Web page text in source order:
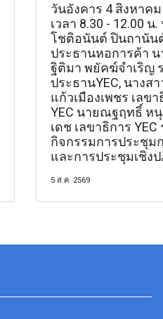
วันอังคาร 4 สิงหาคม
เวลา 8.30 - 12.00 น.
โชติอนันต์ ปินถานัน
ประธานหอการค้า น
ฐิติมา พยัคฆ์จำเริญ
ประธานYEC, นางส
แก้วเมืองเพชร เลขา
YEC นายณฐฤทธิ์ ห
เดช เลขาธิการ YEC
กิจกรรมการประชุม
และการประชุมเชิง
5 ส.ค. 2569